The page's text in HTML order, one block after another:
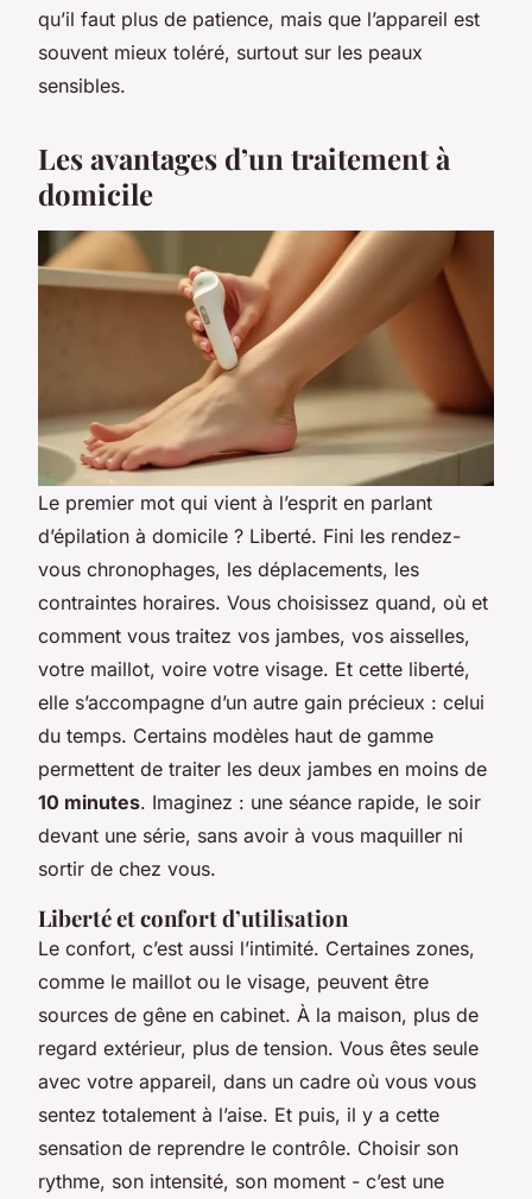
qu’il faut plus de patience, mais que l’appareil est
souvent mieux toléré, surtout sur les peaux
sensibles.
Les avantages d’un traitement à
domicile
Le premier mot qui vient à l’esprit en parlant
d’épilation à domicile ? Liberté. Fini les rendez-
vous chronophages, les déplacements, les
contraintes horaires. Vous choisissez quand, où et
comment vous traitez vos jambes, vos aisselles,
votre maillot, voire votre visage. Et cette liberté,
elle s’accompagne d’un autre gain précieux : celui
du temps. Certains modèles haut de gamme
permettent de traiter les deux jambes en moins de
10 minutes. Imaginez : une séance rapide, le soir
devant une série, sans avoir à vous maquiller ni
sortir de chez vous.
Liberté et confort d’utilisation
Le confort, c’est aussi l’intimité. Certaines zones,
comme le maillot ou le visage, peuvent être
sources de gêne en cabinet. À la maison, plus de
regard extérieur, plus de tension. Vous êtes seule
avec votre appareil, dans un cadre où vous vous
sentez totalement à l’aise. Et puis, il y a cette
sensation de reprendre le contrôle. Choisir son
rythme, son intensité, son moment - c’est une